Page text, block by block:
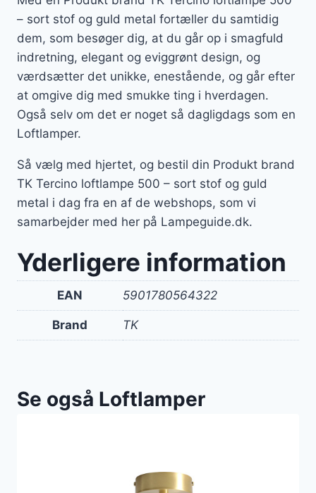
– sort stof og guld metal fortæller du samtidig
dem, som besøger dig, at du går op i smagfuld
indretning, elegant og eviggrønt design, og
værdsætter det unikke, enestående, og går efter
at omgive dig med smukke ting i hverdagen.
Også selv om det er noget så dagligdags som en
Loftlamper.
Så vælg med hjertet, og bestil din Produkt brand
TK Tercino loftlampe 500 – sort stof og guld
metal i dag fra en af de webshops, som vi
samarbejder med her på Lampeguide.dk.
Yderligere information
EAN 5901780564322
Brand TK
Se også Loftlamper